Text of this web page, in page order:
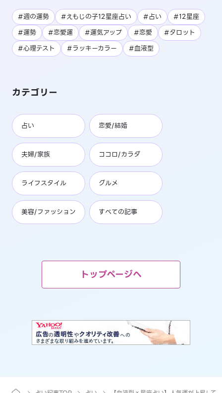
#週の運勢 #えもじの子12星座占い #占い
#12星座
#運勢
#恋愛運 #運気アップ #恋愛
#タロット
#心理テスト
#ラッキーカラー #血液型
カテゴリー
占い 恋愛/結婚
夫婦/家族 ココロ/カラダ
ライフスタイル グルメ
美容/ファッション すべての記事
トップページへ